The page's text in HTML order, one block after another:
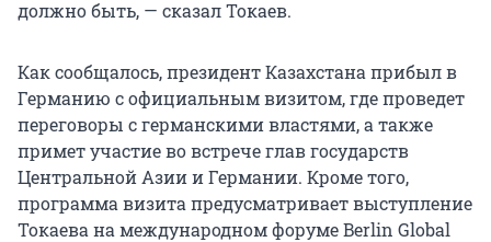
должно быть, — сказал Токаев.
Как сообщалось, президент Казахстана прибыл в
Германию с официальным визитом, где проведет
переговоры с германскими властями, а также
примет участие во встрече глав государств
Центральной Азии и Германии. Кроме того,
программа визита предусматривает выступление
Токаева на международном форуме Berlin Global